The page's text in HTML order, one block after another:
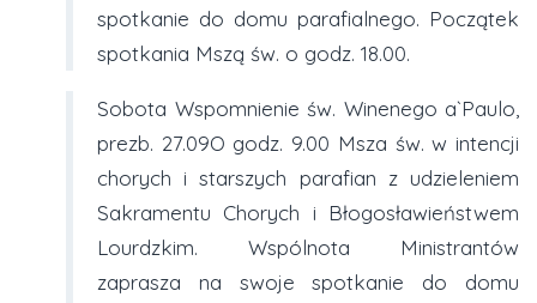
spotkanie do domu parafialnego. Początek
spotkania Mszą św. o godz. 18.00.
Sobota Wspomnienie św. Winenego a`Paulo,
prezb. 27.09O godz. 9.00 Msza św. w intencji
chorych i starszych parafian z udzieleniem
Sakramentu Chorych i Błogosławieństwem
Lourdzkim. Wspólnota Ministrantów
zaprasza na swoje spotkanie do domu